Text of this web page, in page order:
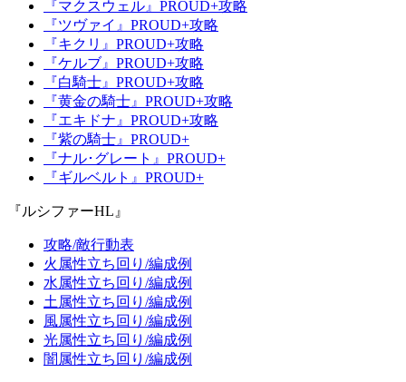
『マクスウェル』PROUD+攻略
『ツヴァイ』PROUD+攻略
『キクリ』PROUD+攻略
『ケルブ』PROUD+攻略
『白騎士』PROUD+攻略
『黄金の騎士』PROUD+攻略
『エキドナ』PROUD+攻略
『紫の騎士』PROUD+
『ナル･グレート』PROUD+
『ギルベルト』PROUD+
『ルシファーHL』
攻略/敵行動表
火属性立ち回り/編成例
水属性立ち回り/編成例
土属性立ち回り/編成例
風属性立ち回り/編成例
光属性立ち回り/編成例
闇属性立ち回り/編成例